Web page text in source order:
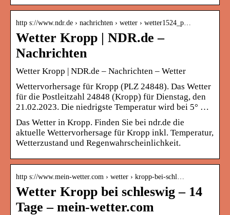
http s://www.ndr.de › nachrichten › wetter › wetter1524_p…
Wetter Kropp | NDR.de –
Nachrichten
Wetter Kropp | NDR.de – Nachrichten – Wetter
Wettervorhersage für Kropp (PLZ 24848). Das Wetter
für die Postleitzahl 24848 (Kropp) für Dienstag, den
21.02.2023. Die niedrigste Temperatur wird bei 5° …
Das Wetter in Kropp. Finden Sie bei ndr.de die
aktuelle Wettervorhersage für Kropp inkl. Temperatur,
Wetterzustand und Regenwahrscheinlichkeit.
http s://www.mein-wetter.com › wetter › kropp-bei-schl…
Wetter Kropp bei schleswig – 14
Tage – mein-wetter.com